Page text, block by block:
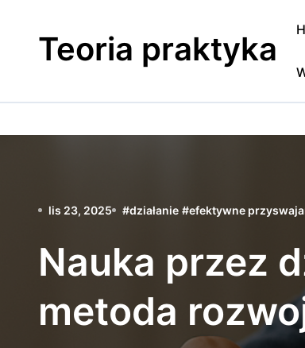
contentTeoria praktyka
lis 23, 2025 #działanie #efektywne
Nauka przez
metoda